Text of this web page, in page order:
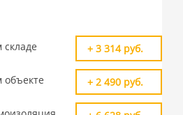
+ 3 314 руб.
+ 2 490 руб.